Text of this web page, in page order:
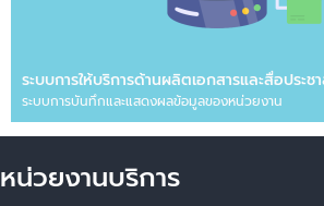
ระบบการให้บริการด้านผลิตเอกสารและสื่อประ
ระบบการบันทึกและแสดงผลข้อมูลของหน่วยงาน
หน่วยงานบริการ